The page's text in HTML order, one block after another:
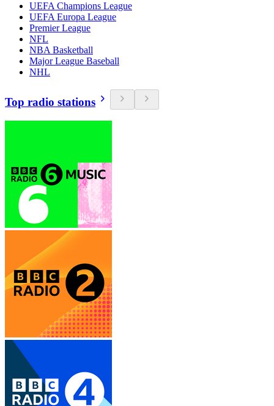
UEFA Champions League
UEFA Europa League
Premier League
NFL
NBA Basketball
Major League Baseball
NHL
Top radio stations